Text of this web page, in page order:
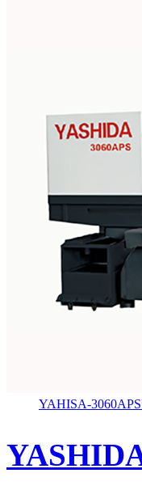
YAHISA-